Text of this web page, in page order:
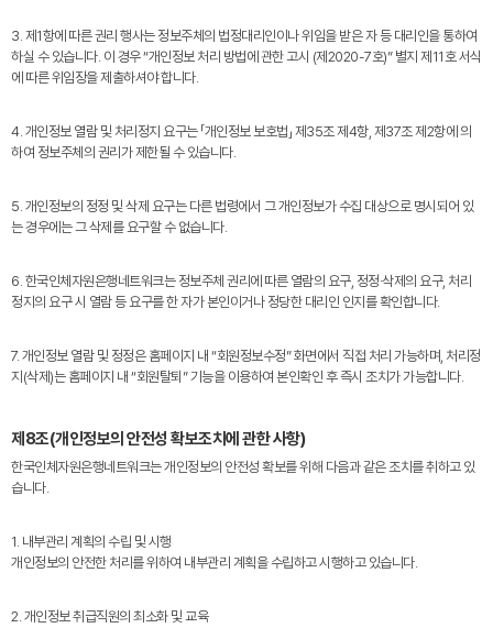
3. 제1항에 따른 권리 행사는 정보주체의 법정대리인이나 위임을 받은 자 등 대리인을 통하여
하실 수 있습니다. 이 경우 “개인정보 처리 방법에 관한 고시 (제2020-7호)” 별지 제11호 서식
에 따른 위임장을 제출하셔야 합니다.
4. 개인정보 열람 및 처리정지 요구는 「개인정보 보호법」 제35조 제4항, 제37조 제2항에 의
하여 정보주체의 권리가 제한될 수 있습니다.
5. 개인정보의 정정 및 삭제 요구는 다른 법령에서 그 개인정보가 수집 대상으로 명시되어 있
는 경우에는 그 삭제를 요구할 수 없습니다.
6. 한국인체자원은행네트워크는 정보주체 권리에 따른 열람의 요구, 정정·삭제의 요구, 처리
정지의 요구 시 열람 등 요구를 한 자가 본인이거나 정당한 대리인 인지를 확인합니다.
7. 개인정보 열람 및 정정은 홈페이지 내 “회원정보수정” 화면에서 직접 처리 가능하며, 처리정
지(삭제)는 홈페이지 내 “회원탈퇴” 기능을 이용하여 본인확인 후 즉시 조치가 가능합니다.
제8조(개인정보의 안전성 확보조치에 관한 사항)
한국인체자원은행네트워크는 개인정보의 안전성 확보를 위해 다음과 같은 조치를 취하고 있
습니다.
1. 내부관리 계획의 수립 및 시행
개인정보의 안전한 처리를 위하여 내부관리 계획을 수립하고 시행하고 있습니다.
2. 개인정보 취급직원의 최소화 및 교육